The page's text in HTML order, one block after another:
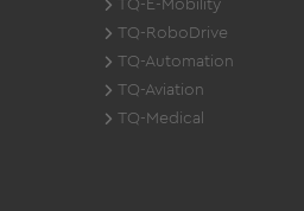
TQ-E-Mobility
TQ-RoboDrive
TQ-Automation
TQ-Aviation
TQ-Medical